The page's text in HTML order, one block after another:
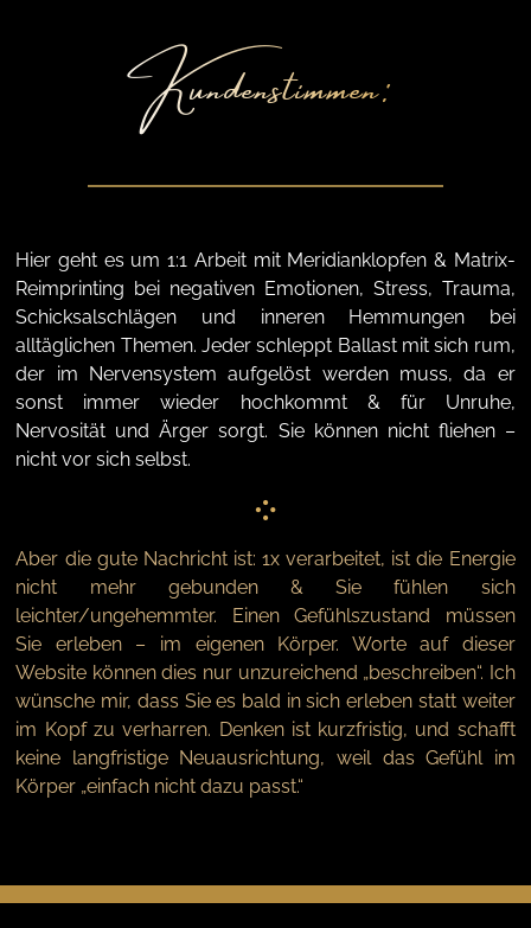
FAQ
Kontakt
Kundenstimmen:
Hier geht es um 1:1 Arbeit mit Meridianklopfen & Matrix-
Reimprinting bei negativen Emotionen, Stress, Trauma,
Schicksalschlägen und inneren Hemmungen bei
alltäglichen Themen. Jeder schleppt Ballast mit sich rum,
der im Nervensystem aufgelöst werden muss, da er
sonst immer wieder hochkommt & für Unruhe,
Nervosität und Ärger sorgt. Sie können nicht fliehen –
nicht vor sich selbst.
Aber die gute Nachricht ist: 1x verarbeitet, ist die Energie
nicht mehr gebunden & Sie fühlen sich
leichter/ungehemmter. Einen Gefühlszustand müssen
Sie erleben – im eigenen Körper. Worte auf dieser
Website können dies nur unzureichend „beschreiben“. Ich
wünsche mir, dass Sie es bald in sich erleben statt weiter
im Kopf zu verharren. Denken ist kurzfristig, und schafft
keine langfristige Neuausrichtung, weil das Gefühl im
Körper „einfach nicht dazu passt.“